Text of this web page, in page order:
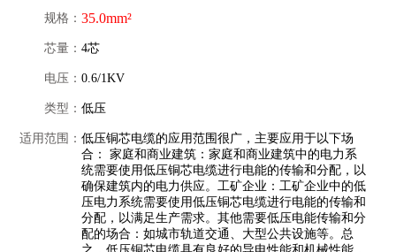
规格：35.0mm²
芯量：4芯
电压：0.6/1KV
类型：低压
适用范围：低压铜芯电缆的应用范围很广，主要应用于以下场
合： 家庭和商业建筑：家庭和商业建筑中的电力系
统需要使用低压铜芯电缆进行电能的传输和分配，以
确保建筑内的电力供应。工矿企业：工矿企业中的低
压电力系统需要使用低压铜芯电缆进行电能的传输和
分配，以满足生产需求。其他需要低压电能传输和分
配的场合：如城市轨道交通、大型公共设施等。总